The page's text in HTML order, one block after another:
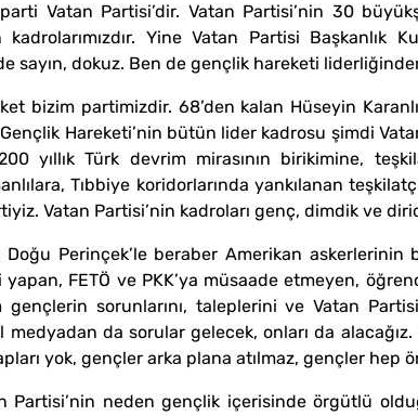
Vatan Partisi’dir. Vatan Partisi’nin 30
Yine Vatan Partisi Başkanlık
sayın, dokuz. Ben de gençlik hareketi
bizim partimizdir. 68’den kalan Hüseyin
Hareketi’nin bütün lider kadrosu şimdi
yıllık Türk devrim mirasının birikimine,
Tıbbiye koridorlarında yankılanan
Vatan Partisi’nin kadroları genç, dimdik ve
Doğu Perinçek’le beraber Amerikan askerlerinin
FETÖ ve PKK’ya müsaade etmeyen,
sorunlarını, taleplerini ve Vatan
medyadan da sorular gelecek, onları da
yok, gençler arka plana atılmaz, gençler hep
Partisi’nin neden gençlik içerisinde örgütlü